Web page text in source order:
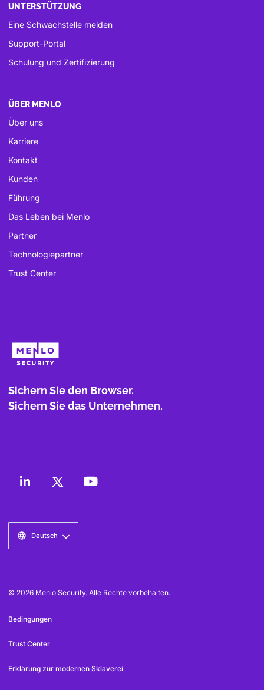
UNTERSTÜTZUNG
Eine Schwachstelle melden
Support-Portal
Schulung und Zertifizierung
ÜBER MENLO
Über uns
Karriere
Kontakt
Kunden
Führung
Das Leben bei Menlo
Partner
Technologiepartner
Trust Center
Sichern Sie den Browser.
Sichern Sie das Unternehmen.
Deutsch
© 2026 Menlo Security. Alle Rechte vorbehalten.
Bedingungen
Trust Center
Erklärung zur modernen Sklaverei